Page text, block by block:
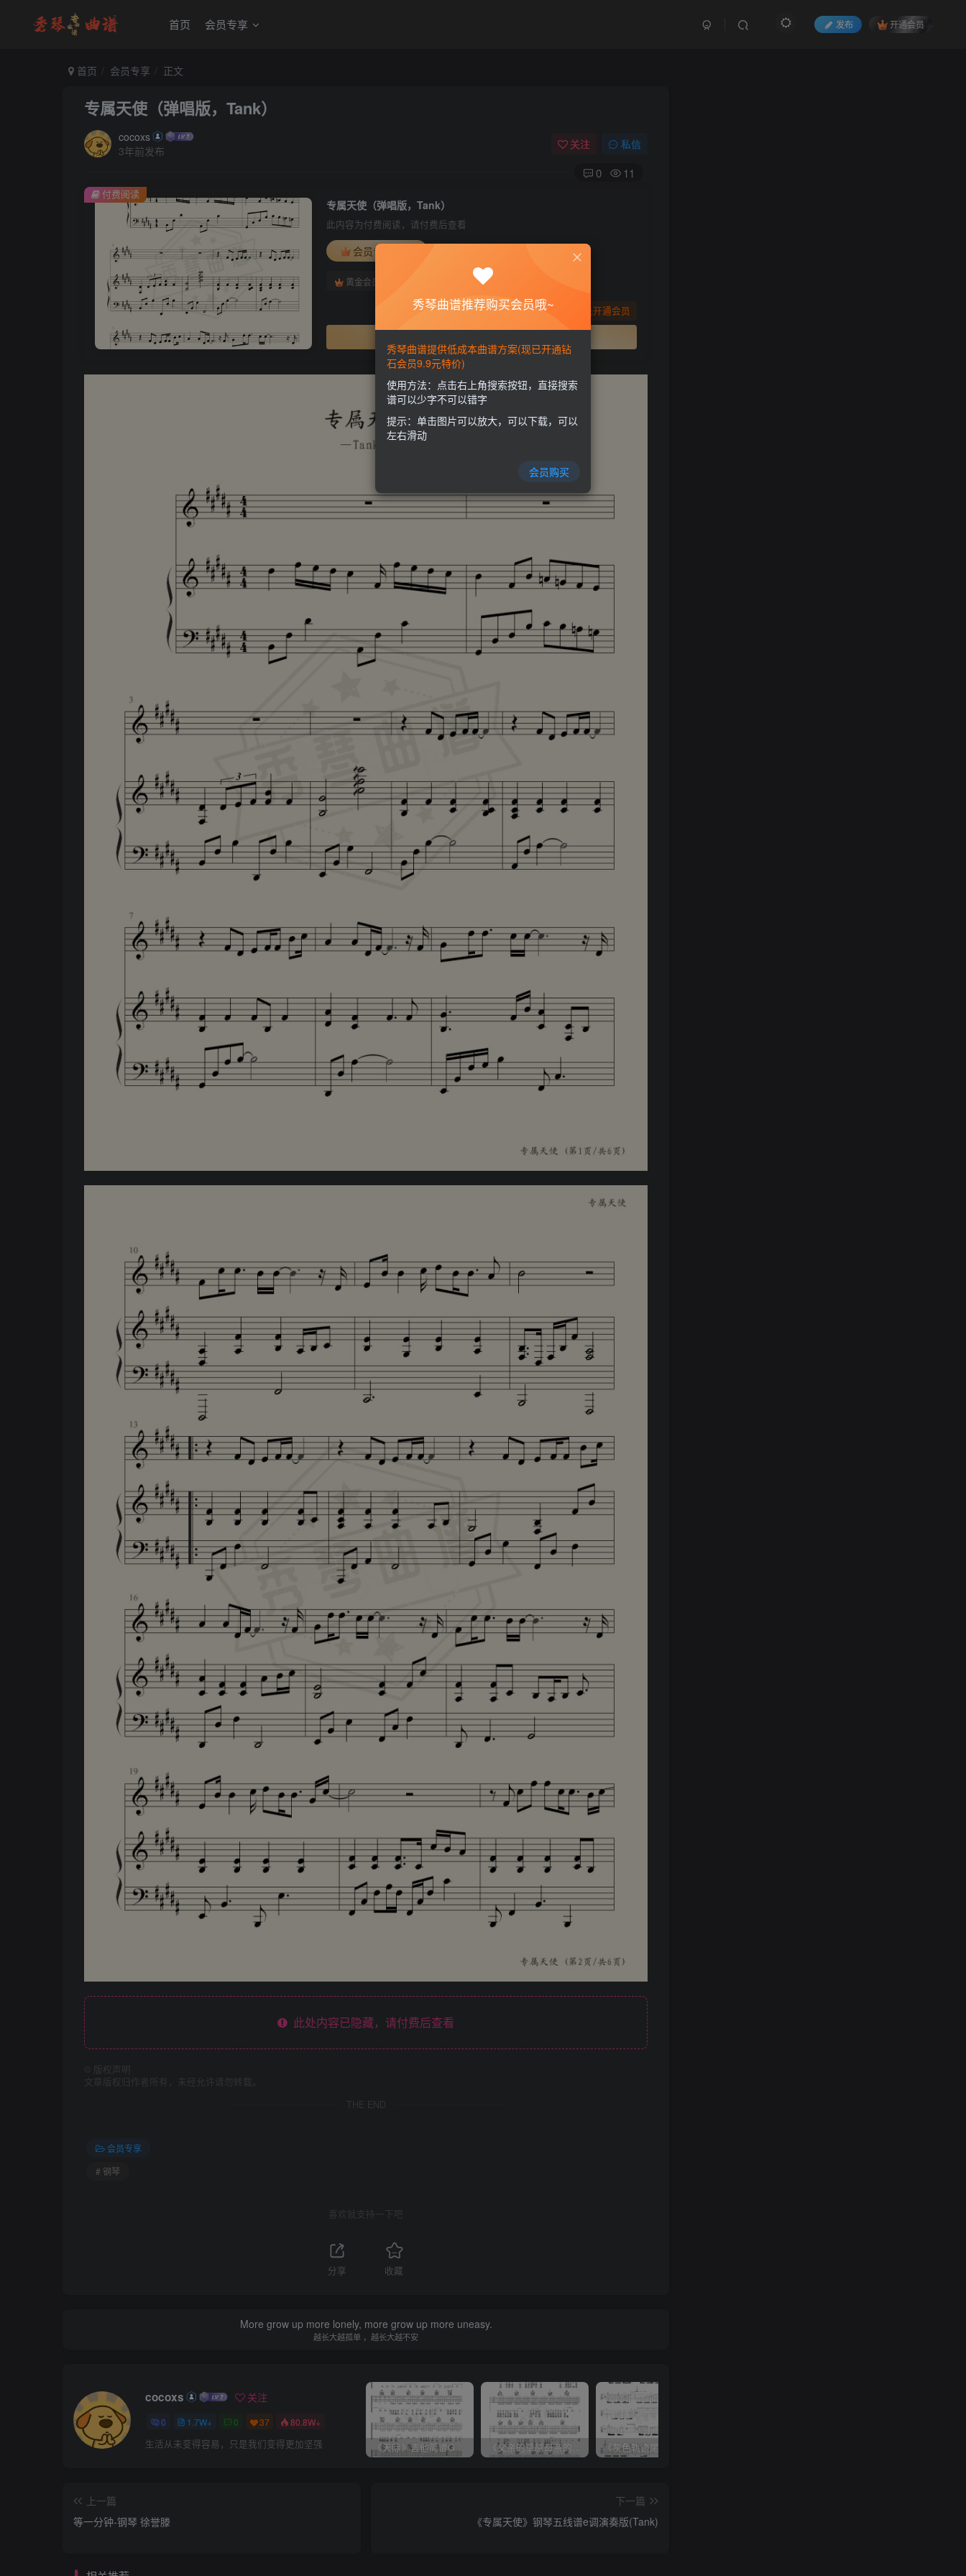
首页 会员专享 发布 开通会员
首页 会员专享 正文
专属天使（弹唱版，Tank）
cocoxs
3年前发布
关注 私信
0 11
专属天使（弹唱版，Tank）
此内容为付费阅读，请付费后查看
会员专属资源
黄金会员 免费
您暂无购买权限，请先开通会员
付费阅读
此处内容已隐藏，请付费后查看
版权声明
文章版权归作者所有，未经允许请勿转载。
THE END
会员专享
# 钢琴
喜欢就支持一下吧
分享 收藏
More grow up more lonely, more grow up more uneasy.
越长大越孤单 ，越长大越不安
cocoxs 关注
0 1.7W+ 0 37 80.8W+
生活从未变得容易，只是我们变得更加坚强 《天际》吉他简谱G调弹唱谱（姜玉阳） 《父亲的草原母亲的河》吉他简谱C调弹唱谱（腾格尔）
上一篇
等一分钟-钢琴 徐誉滕
下一篇
《专属天使》钢琴五线谱e调演奏版(Tank)
秀琴曲谱推荐购买会员哦~
秀琴曲谱提供低成本曲谱方案(现已开通钻
石会员9.9元特价)
使用方法：点击右上角搜索按钮，直接搜索
谱可以少字不可以错字
提示：单击图片可以放大，可以下载，可以
左右滑动
会员购买